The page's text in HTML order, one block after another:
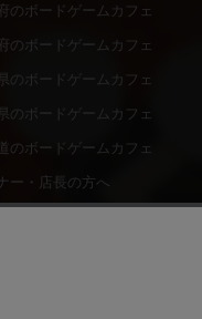
のボードゲームカフェ
のボードゲームカフェ
のボードゲームカフェ
のボードゲームカフェ
のボードゲームカフェ
ー・店長の方へ